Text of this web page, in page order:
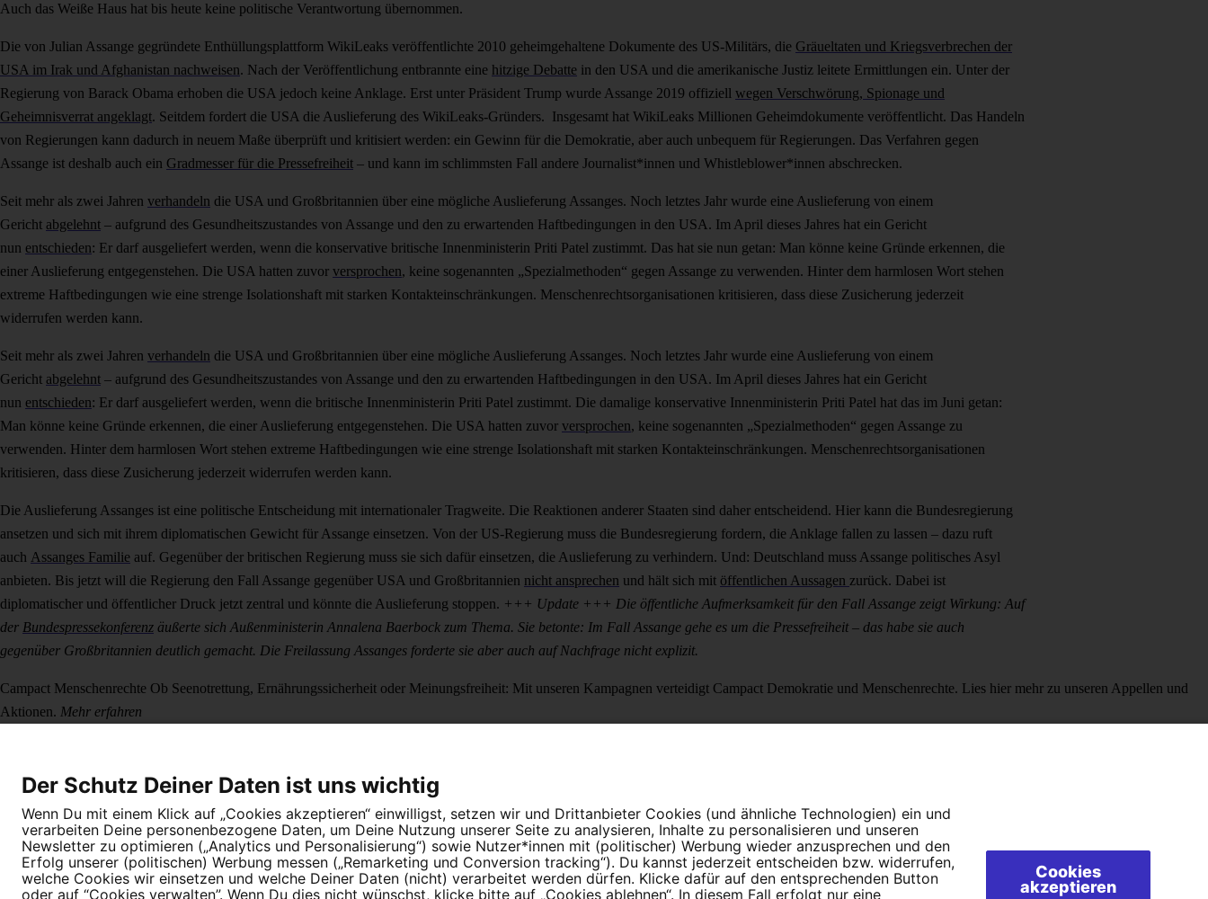
Auch das Weiße Haus hat bis heute keine politische Verantwortung übernommen.
Die von Julian Assange gegründete Enthüllungsplattform WikiLeaks veröffentlichte 2010 geheimgehaltene Dokumente des US-Militärs, die Gräueltaten und Kriegsverbrechen der
USA im Irak und Afghanistan nachweisen. Nach der Veröffentlichung entbrannte eine hitzige Debatte in den USA und die amerikanische Justiz leitete Ermittlungen ein. Unter der
Regierung von Barack Obama erhoben die USA jedoch keine Anklage. Erst unter Präsident Trump wurde Assange 2019 offiziell wegen Verschwörung, Spionage und
Geheimnisverrat angeklagt. Seitdem fordert die USA die Auslieferung des WikiLeaks-Gründers. Insgesamt hat WikiLeaks Millionen Geheimdokumente veröffentlicht. Das Handeln
von Regierungen kann dadurch in neuem Maße überprüft und kritisiert werden: ein Gewinn für die Demokratie, aber auch unbequem für Regierungen. Das Verfahren gegen
Assange ist deshalb auch ein Gradmesser für die Pressefreiheit – und kann im schlimmsten Fall andere Journalist*innen und Whistleblower*innen abschrecken.
Seit mehr als zwei Jahren verhandeln die USA und Großbritannien über eine mögliche Auslieferung Assanges. Noch letztes Jahr wurde eine Auslieferung von einem
Gericht abgelehnt – aufgrund des Gesundheitszustandes von Assange und den zu erwartenden Haftbedingungen in den USA. Im April dieses Jahres hat ein Gericht
nun entschieden: Er darf ausgeliefert werden, wenn die konservative britische Innenministerin Priti Patel zustimmt. Das hat sie nun getan: Man könne keine Gründe erkennen, die
einer Auslieferung entgegenstehen. Die USA hatten zuvor versprochen, keine sogenannten „Spezialmethoden“ gegen Assange zu verwenden. Hinter dem harmlosen Wort stehen
extreme Haftbedingungen wie eine strenge Isolationshaft mit starken Kontakteinschränkungen. Menschenrechtsorganisationen kritisieren, dass diese Zusicherung jederzeit
widerrufen werden kann.
Seit mehr als zwei Jahren verhandeln die USA und Großbritannien über eine mögliche Auslieferung Assanges. Noch letztes Jahr wurde eine Auslieferung von einem
Gericht abgelehnt – aufgrund des Gesundheitszustandes von Assange und den zu erwartenden Haftbedingungen in den USA. Im April dieses Jahres hat ein Gericht
nun entschieden: Er darf ausgeliefert werden, wenn die britische Innenministerin Priti Patel zustimmt. Die damalige konservative Innenministerin Priti Patel hat das im Juni getan:
Man könne keine Gründe erkennen, die einer Auslieferung entgegenstehen. Die USA hatten zuvor versprochen, keine sogenannten „Spezialmethoden“ gegen Assange zu
verwenden. Hinter dem harmlosen Wort stehen extreme Haftbedingungen wie eine strenge Isolationshaft mit starken Kontakteinschränkungen. Menschenrechtsorganisationen
kritisieren, dass diese Zusicherung jederzeit widerrufen werden kann.
Die Auslieferung Assanges ist eine politische Entscheidung mit internationaler Tragweite. Die Reaktionen anderer Staaten sind daher entscheidend. Hier kann die Bundesregierung
ansetzen und sich mit ihrem diplomatischen Gewicht für Assange einsetzen. Von der US-Regierung muss die Bundesregierung fordern, die Anklage fallen zu lassen – dazu ruft
auch Assanges Familie auf. Gegenüber der britischen Regierung muss sie sich dafür einsetzen, die Auslieferung zu verhindern. Und: Deutschland muss Assange politisches Asyl
anbieten. Bis jetzt will die Regierung den Fall Assange gegenüber USA und Großbritannien nicht ansprechen und hält sich mit öffentlichen Aussagen zurück. Dabei ist
diplomatischer und öffentlicher Druck jetzt zentral und könnte die Auslieferung stoppen. +++ Update +++ Die öffentliche Aufmerksamkeit für den Fall Assange zeigt Wirkung: Auf
der Bundespressekonferenz äußerte sich Außenministerin Annalena Baerbock zum Thema. Sie betonte: Im Fall Assange gehe es um die Pressefreiheit – das habe sie auch
gegenüber Großbritannien deutlich gemacht. Die Freilassung Assanges forderte sie aber auch auf Nachfrage nicht explizit.
Campact Menschenrechte Ob Seenotrettung, Ernährungssicherheit oder Meinungsfreiheit: Mit unseren Kampagnen verteidigt Campact Demokratie und Menschenrechte. Lies hier mehr zu unseren Appellen und
Aktionen. Mehr erfahren
Dein Engagement macht den Unterschied. Schließe Dich 4,5 Millionen Menschen an.
Newsletter bestellen
Der Schutz Deiner Daten ist uns wichtig
Wenn Du mit einem Klick auf „Cookies akzeptieren“ einwilligst, setzen wir und Drittanbieter Cookies (und ähnliche Technologien) ein und
verarbeiten Deine personenbezogene Daten, um Deine Nutzung unserer Seite zu analysieren, Inhalte zu personalisieren und unseren
Newsletter zu optimieren („Analytics und Personalisierung“) sowie Nutzer*innen mit (politischer) Werbung wieder anzusprechen und den
Erfolg unserer (politischen) Werbung messen („Remarketing und Conversion tracking“). Du kannst jederzeit entscheiden bzw. widerrufen,
welche Cookies wir einsetzen und welche Deiner Daten (nicht) verarbeitet werden dürfen. Klicke dafür auf den entsprechenden Button
oder auf “Cookies verwalten”. Wenn Du dies nicht wünschst, klicke bitte auf „Cookies ablehnen“. In diesem Fall erfolgt nur eine
Cookies
akzeptieren